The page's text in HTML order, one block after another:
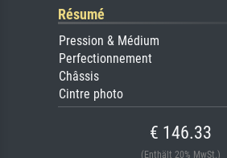
Résumé
Pression & Médium
Perfectionnement
Châssis
Cintre photo
€ 146.33
(Enthält 20% MwSt.)